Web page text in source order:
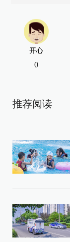
开心
0
推荐阅读